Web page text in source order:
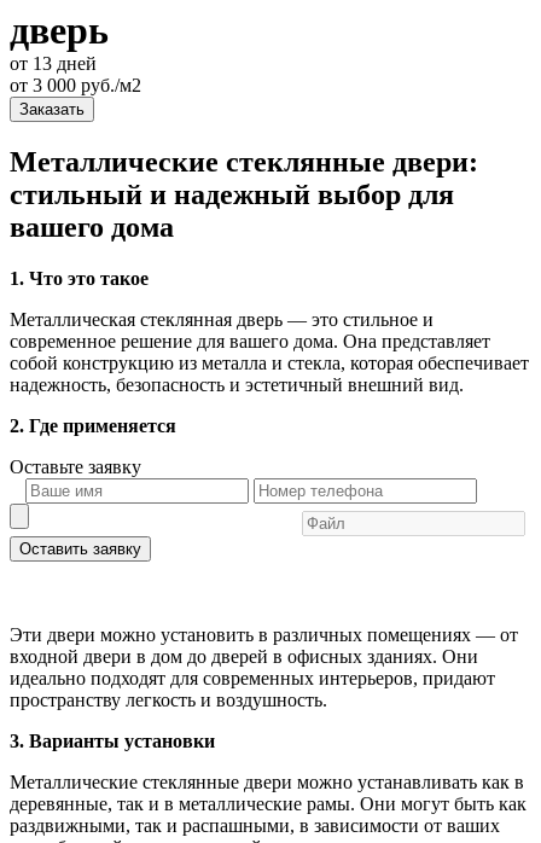
дверь
от 13 дней
от 3 000 руб./м2
Заказать
Металлические стеклянные двери:
стильный и надежный выбор для
вашего дома
1. Что это такое
Металлическая стеклянная дверь — это стильное и
современное решение для вашего дома. Она представляет
собой конструкцию из металла и стекла, которая обеспечивает
надежность, безопасность и эстетичный внешний вид.
2. Где применяется
Оставьте заявку
Оставить заявку
Эти двери можно установить в различных помещениях — от
входной двери в дом до дверей в офисных зданиях. Они
идеально подходят для современных интерьеров, придают
пространству легкость и воздушность.
3. Варианты установки
Металлические стеклянные двери можно устанавливать как в
деревянные, так и в металлические рамы. Они могут быть как
раздвижными, так и распашными, в зависимости от ваших